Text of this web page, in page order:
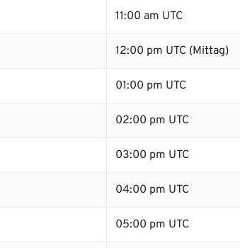
11:00 am UTC
12:00 pm UTC (Mittag)
01:00 pm UTC
02:00 pm UTC
03:00 pm UTC
04:00 pm UTC
05:00 pm UTC